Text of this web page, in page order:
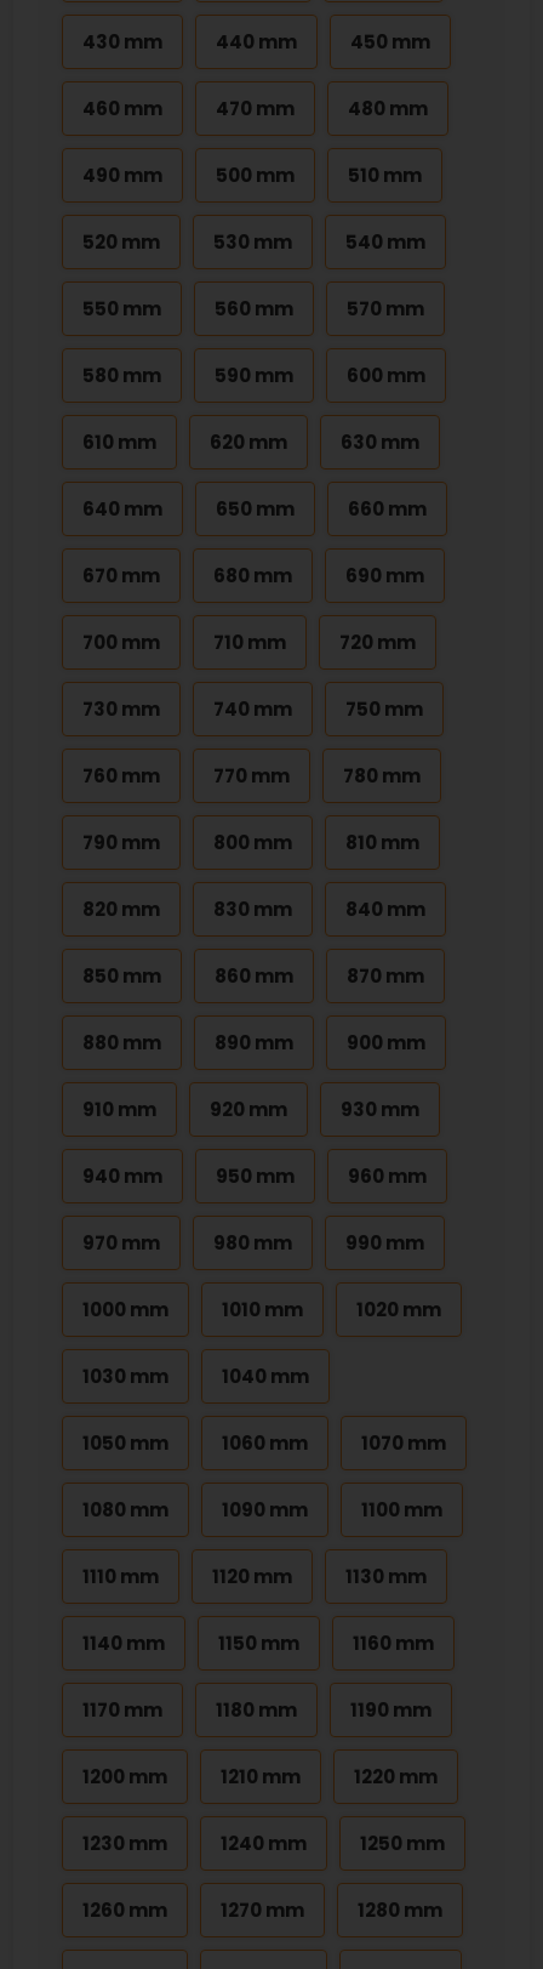
430 mm 440 mm 450 mm
460 mm 470 mm 480 mm
490 mm 500 mm 510 mm
520 mm 530 mm 540 mm
550 mm 560 mm 570 mm
580 mm 590 mm 600 mm
610 mm 620 mm 630 mm
640 mm 650 mm 660 mm
670 mm 680 mm 690 mm
700 mm 710 mm 720 mm
730 mm 740 mm 750 mm
760 mm 770 mm 780 mm
790 mm 800 mm 810 mm
820 mm 830 mm 840 mm
850 mm 860 mm 870 mm
880 mm 890 mm 900 mm
910 mm 920 mm 930 mm
940 mm 950 mm 960 mm
970 mm 980 mm 990 mm
1000 mm 1010 mm 1020 mm
1030 mm 1040 mm
1050 mm 1060 mm 1070 mm
1080 mm 1090 mm 1100 mm
1110 mm 1120 mm 1130 mm
1140 mm 1150 mm 1160 mm
1170 mm 1180 mm 1190 mm
1200 mm 1210 mm 1220 mm
1230 mm 1240 mm 1250 mm
1260 mm 1270 mm 1280 mm